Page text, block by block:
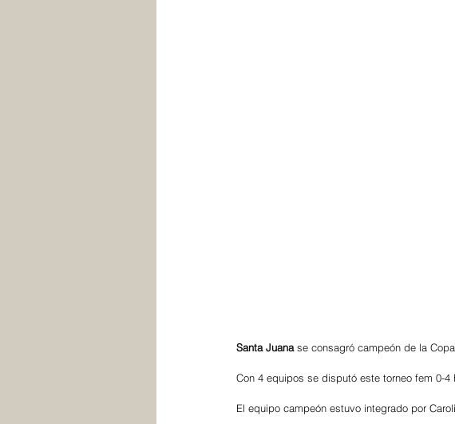
Santa Juana se consagró campeón de la
Con 4 equipos se disputó este torneo fem 0-
El equipo campeón estuvo integrado por